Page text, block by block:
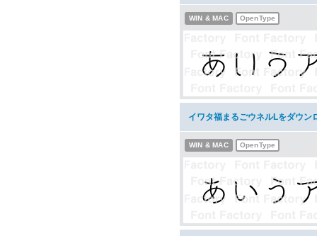
WIN & MAC OpenType
イワタ福まるごウネルLをダウン
WIN & MAC OpenType